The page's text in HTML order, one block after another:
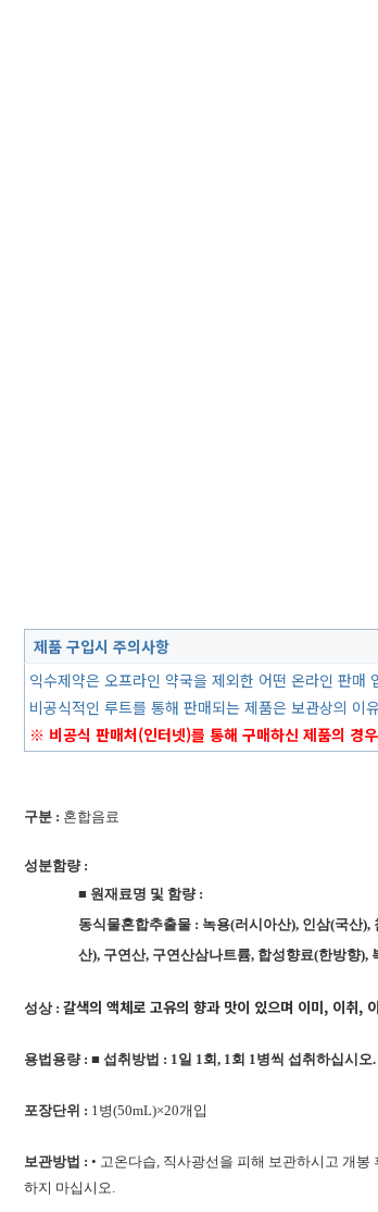
제품 구입시 주의사항
익수제약은 오프라인 약국을 제외한 어떤 온라인 판매
비공식적인 루트를 통해 판매되는 제품은 보관상의
※ 비공식 판매처(인터넷)를 통해 구매하신 제품의 경
구분 : 혼합음료
성분함량 :
■ 원재료명 및 함량 :
동식물혼합추출물 : 녹용(러시아산), 인삼(국산),
산), 구연산, 구연산삼나트륨, 합성향료(한방향),
성상 : 갈색의 액체로 고유의 향과 맛이 있으며 이미, 이취,
용법용량 : ■ 섭취방법 : 1 일 1 회, 1 회 1병씩 섭취하십시오.
포장단위 : 1병(50mL)×20개입
보관방법 : • 고온다습, 직사광선을 피해 보관하시고 개
하지 마십시오.